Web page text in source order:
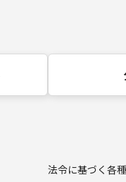
法令に基づく各